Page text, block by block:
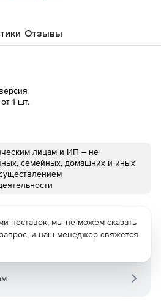
Отзывы
1 шт.
лицам и ИП – не
семейных, домашних и иных
поставок, мы не можем сказать
и наш менеджер свяжется